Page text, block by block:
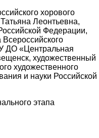
хорового
Леонтьевна,
Федерации,
ДО «Центральная
художественный
художественного
и науки Российской
этапа